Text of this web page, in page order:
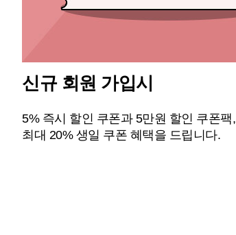
신규 회원 가입시
5% 즉시 할인 쿠폰과 5만원 할인 쿠폰팩,
최대 20% 생일 쿠폰 혜택을 드립니다.